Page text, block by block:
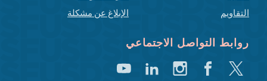
التقاويم
الإبلاغ عن مشكلة
روابط التواصل الاجتماعي
تغريد فيسبوكانستغراملينكد
يوتيوب